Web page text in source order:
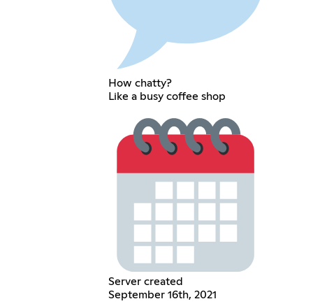
How chatty?
Like a busy coffee shop
Server created
September 16th, 2021